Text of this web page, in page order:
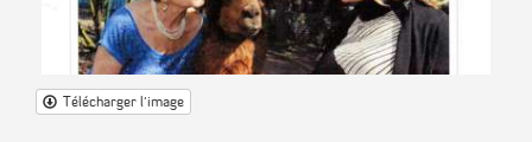
Télécharger l'image